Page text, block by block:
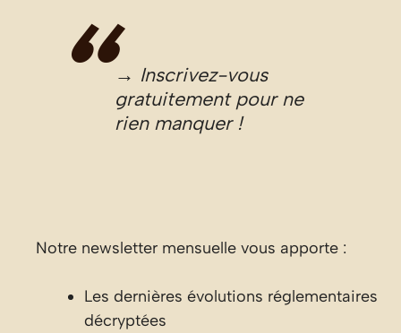
→ Inscrivez-vous
gratuitement pour ne
rien manquer !
Notre newsletter mensuelle vous apporte :
Les dernières évolutions réglementaires
décryptées